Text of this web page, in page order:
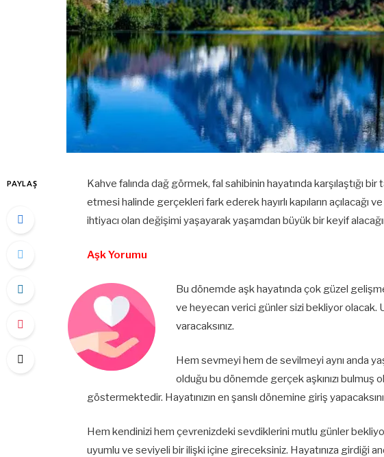
PAYLAŞ
Kahve falında dağ görmek, fal sahibinin hayatında karşılaştığı
etmesi halinde gerçekleri fark ederek hayırlı kapıların açılacağı
ihtiyacı olan değişimi yaşayarak yaşamdan büyük bir keyif
Aşk Yorumu
Bu dönemde aşk hayatında çok güzel
ve heyecan verici günler sizi bekliyor olacak.
varacaksınız.
Hem sevmeyi hem de sevilmeyi aynı anda
olduğu bu dönemde gerçek aşkınızı bulmuş
göstermektedir. Hayatınızın en şanslı dönemine giriş
Hem kendinizi hem çevrenizdeki sevdiklerini mutlu günler
uyumlu ve seviyeli bir ilişki içine gireceksiniz. Hayatınıza girdiği